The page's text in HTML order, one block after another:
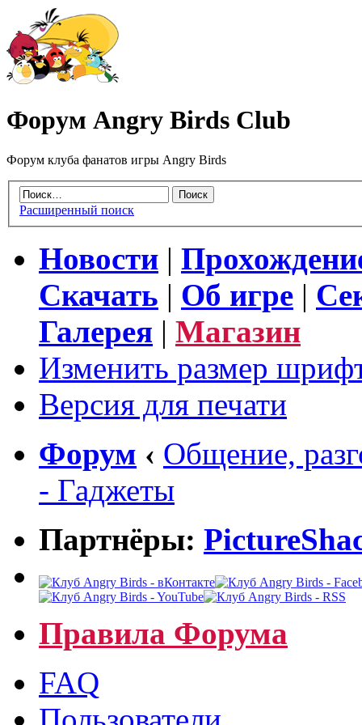
Форум Angry Birds Club
Форум клуба фанатов игры Angry Birds
Расширенный поиск
Новости |
Скачать | Об игре |
Галерея | Магазин
Изменить размер
Версия для печати
Форум ‹ Общение,
- Гаджеты
Партнёры:
Правила Форума
FAQ